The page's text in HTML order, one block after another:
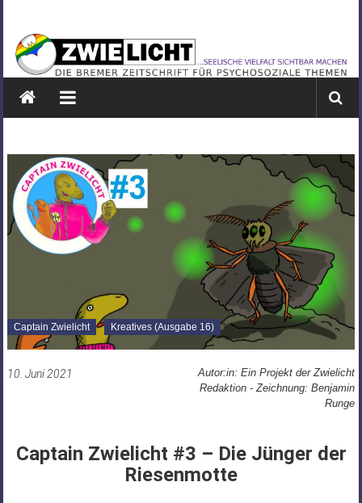
springen
ZWIELICHT
BREMEN
DIE
PSYCHOSOZIALE
THEMEN
Captain Zwielicht Kreatives (Ausgabe 16)
10. Juni 2021
Autor:in: Ein Projekt der Zwielicht
Redaktion - Zeichnung: Benjamin
Runge
Captain Zwielicht #3 – Die Jünger der
Riesenmotte